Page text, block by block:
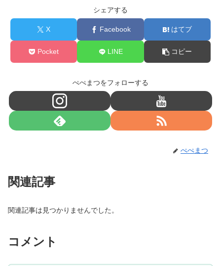
シェアする
X Facebook はてブ
Pocket LINE コピー
ぺぺまつをフォローする
ぺぺまつ
関連記事
関連記事は見つかりませんでした。
コメント